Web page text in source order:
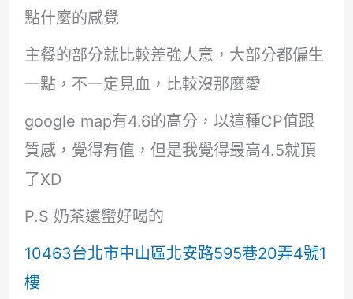
點什麼的感覺
主餐的部分就比較差強人意，大部分都偏生
一點，不一定見血，比較沒那麼愛
google map有4.6的高分，以這種CP值跟
質感，覺得有值，但是我覺得最高4.5就頂
了XD
P.S 奶茶還蠻好喝的
10463台北市中山區北安路595巷20弄4號1
樓